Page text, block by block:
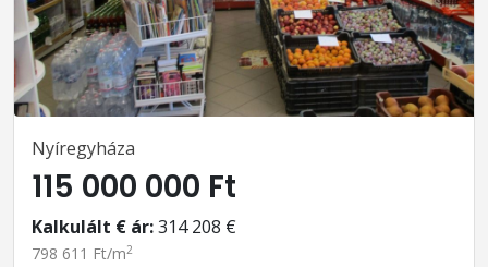
Nyíregyháza
115 000 000 Ft
Kalkulált € ár:314 208 €
798 611 Ft/m2